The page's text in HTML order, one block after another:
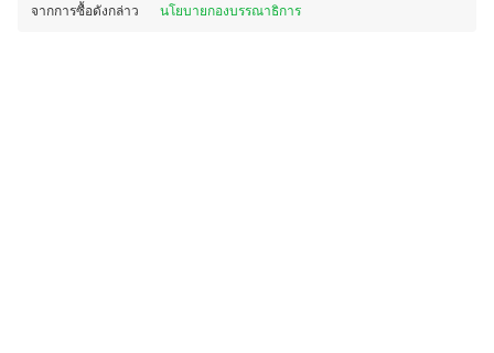
จากการซื้อดังกล่าว
นโยบายกองบรรณาธิการ